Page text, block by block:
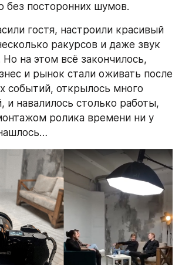
без посторонних шумов.
гостя, настроили красивый
ракурсов и даже звук
на этом всё закончилось,
и рынок стали оживать после
событий, открылось много
и навалилось столько работы,
ролика времени ни у